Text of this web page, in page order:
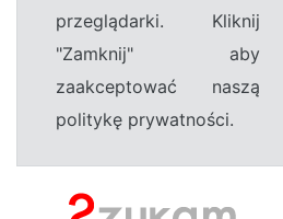
przeglądarki. Kliknij
"Zamknij" aby
zaakceptować naszą
politykę prywatności.